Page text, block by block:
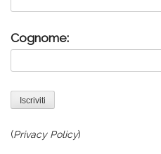
Cognome:
(Privacy Policy)